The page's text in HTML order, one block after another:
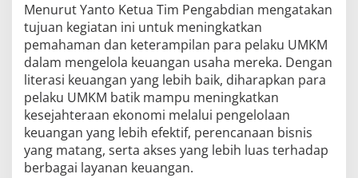
Menurut Yanto Ketua Tim Pengabdian mengatakan
tujuan kegiatan ini untuk meningkatkan
pemahaman dan keterampilan para pelaku UMKM
dalam mengelola keuangan usaha mereka. Dengan
literasi keuangan yang lebih baik, diharapkan para
pelaku UMKM batik mampu meningkatkan
kesejahteraan ekonomi melalui pengelolaan
keuangan yang lebih efektif, perencanaan bisnis
yang matang, serta akses yang lebih luas terhadap
berbagai layanan keuangan.